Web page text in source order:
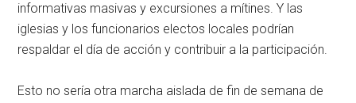
informativas masivas y excursiones a mítines. Y las
iglesias y los funcionarios electos locales podrían
respaldar el día de acción y contribuir a la participación.
Esto no sería otra marcha aislada de fin de semana de